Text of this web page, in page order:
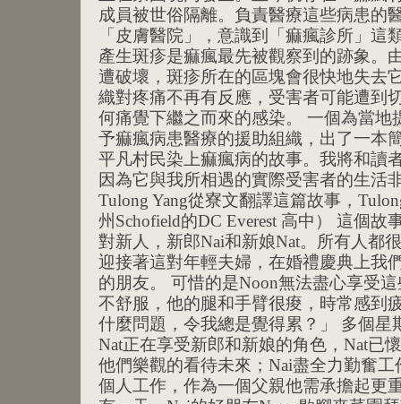
成員被世俗隔離。負責醫療這些病患的
「皮膚醫院」，意識到「痲瘋診所」這
產生斑疹是痲瘋最先被觀察到的跡象。
遭破壞，斑疹所在的區塊會很快地失去
織對疼痛不再有反應，受害者可能遭到
何痛覺下繼之而來的感染。 一個為當地
予痲瘋病患醫療的援助組織，出了一本
平凡村民染上痲瘋病的故事。我將和讀
因為它與我所相遇的實際受害者的生活
Tulong Yang從寮文翻譯這篇故事，
州Schofield的DC Everest 高中） 這個故
對新人，新郎Nai和新娘Nat。所有人都
迎接著這對年輕夫婦，在婚禮慶典上我
的朋友。 可惜的是Noon無法盡心享受
不舒服，他的腿和手臂很痠，時常感到
什麼問題，令我總是覺得累？」 多個
Nat正在享受新郎和新娘的角色，Nat已
他們樂觀的看待未來；Nai盡全力勤奮
個人工作，作為一個父親他需承擔起更